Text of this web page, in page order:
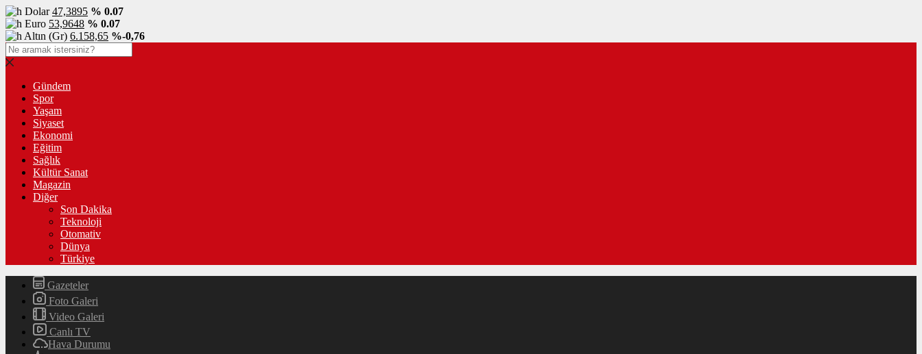
Dolar47,3895 % 0.07
Euro 53,9648 % 0.07
Altın (Gr) 6.158,65 %-0,76
Gündem
Spor
Yaşam
Siyaset
Ekonomi
Eğitim
Sağlık
Kültür Sanat
Magazin
Diğer
Son Dakika
Teknoloji
Otomativ
Dünya
Türkiye
Gazeteler
Foto Galeri
Video Galeri
Canlı TV
Hava Durumu